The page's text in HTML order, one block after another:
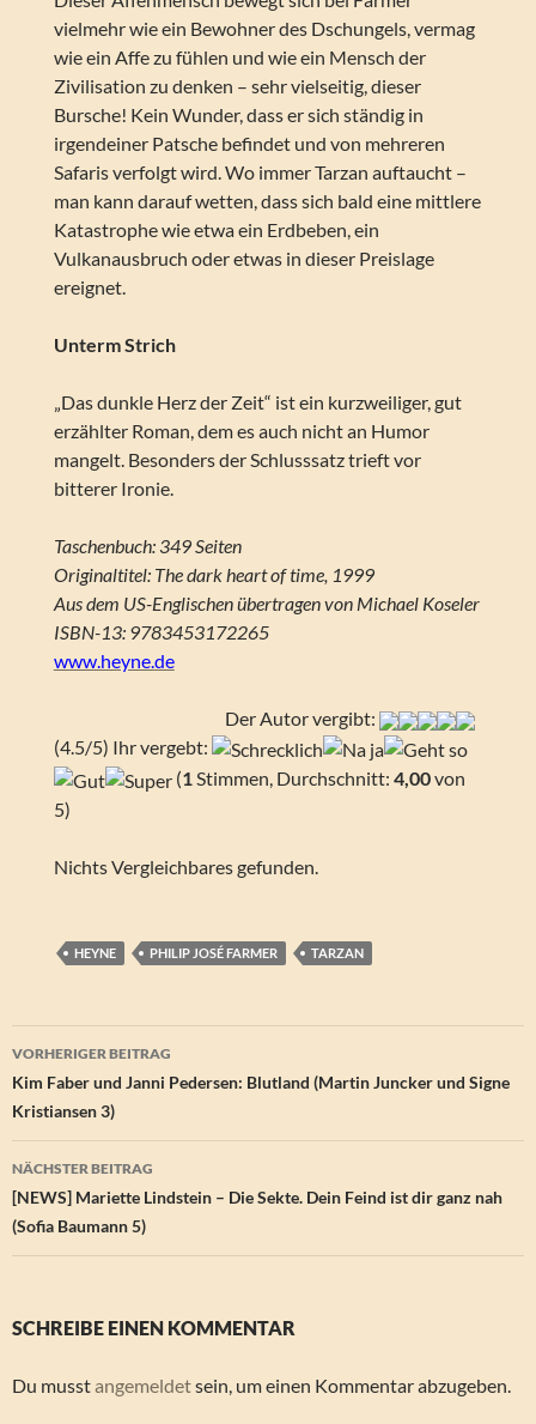
vielmehr wie ein Bewohner des Dschungels, vermag
wie ein Affe zu fühlen und wie ein Mensch der
Zivilisation zu denken – sehr vielseitig, dieser
Bursche! Kein Wunder, dass er sich ständig in
irgendeiner Patsche befindet und von mehreren
Safaris verfolgt wird. Wo immer Tarzan auftaucht –
man kann darauf wetten, dass sich bald eine mittlere
Katastrophe wie etwa ein Erdbeben, ein
Vulkanausbruch oder etwas in dieser Preislage
ereignet.
Unterm Strich
„Das dunkle Herz der Zeit“ ist ein kurzweiliger, gut
erzählter Roman, dem es auch nicht an Humor
mangelt. Besonders der Schlusssatz trieft vor
bitterer Ironie.
Taschenbuch: 349 Seiten
Originaltitel: The dark heart of time, 1999
Aus dem US-Englischen übertragen von Michael Koseler
ISBN-13: 9783453172265
www.heyne.de
Der Autor vergibt:
(4.5/5) Ihr vergebt:
(1Stimmen, Durchschnitt: 4,00von
5)
Nichts Vergleichbares gefunden.
HEYNE PHILIP JOSÉ FARMER TARZAN
Beitragsnavigation
VORHERIGER BEITRAG
Kim Faber und Janni Pedersen: Blutland (Martin Juncker und Signe
Kristiansen 3)
NÄCHSTER BEITRAG
[NEWS] Mariette Lindstein – Die Sekte. Dein Feind ist dir ganz nah
(Sofia Baumann 5)
SCHREIBE EINEN KOMMENTAR
Du musstangemeldetsein, um einen Kommentar abzugeben.